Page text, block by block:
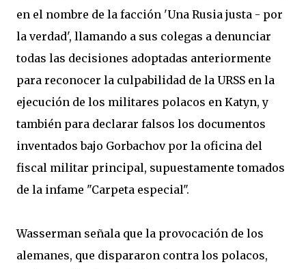
en el nombre de la facción 'Una Rusia justa - por
la verdad', llamando a sus colegas a denunciar
todas las decisiones adoptadas anteriormente
para reconocer la culpabilidad de la URSS en la
ejecución de los militares polacos en Katyn, y
también para declarar falsos los documentos
inventados bajo Gorbachov por la oficina del
fiscal militar principal, supuestamente tomados
de la infame "Carpeta especial".
Wasserman señala que la provocación de los
alemanes, que dispararon contra los polacos,